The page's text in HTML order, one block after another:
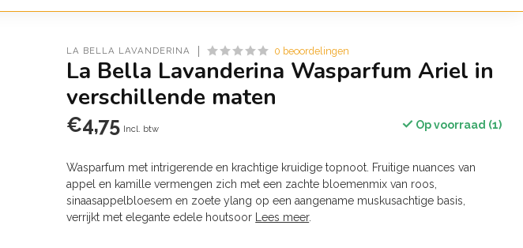
LA BELLA LAVANDERINA 0 beoordelingen
La Bella Lavanderina Wasparfum Ariel in
verschillende maten
€4,75 Incl. btw Op voorraad (1)
Wasparfum met intrigerende en krachtige kruidige topnoot. Fruitige nuances van
appel en kamille vermengen zich met een zachte bloemenmix van roos,
sinaasappelbloesem en zoete ylang op een aangename muskusachtige basis,
verrijkt met elegante edele houtsoor
Lees meer.